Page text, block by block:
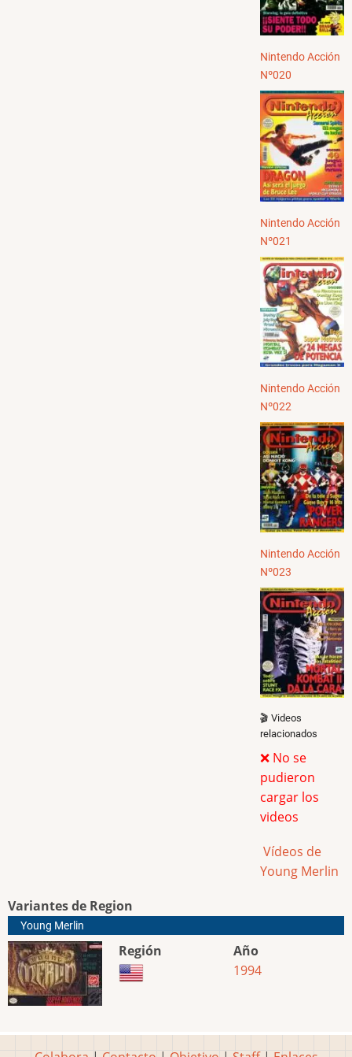
Nintendo Acción
Nº020
Nintendo Acción
Nº021
Nintendo Acción
Nº022
Nintendo Acción
Nº023
🎬 Videos
relacionados
❌ No se
pudieron
cargar los
videos
Vídeos de
Young Merlin
Variantes de Region
Young Merlin
Región
Año
1994